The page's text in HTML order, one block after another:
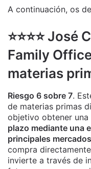
A continuación, os
⭐️⭐️⭐️⭐️
Family
materias
Riesgo 6 sobre 7.
de materias primas
objetivo obtener una
plazo mediante una
principales
compra
invierte a través de